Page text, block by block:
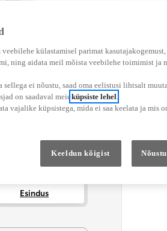
Esindus
külastamisel parimat
ning aidata meil mõista veebilehe toimimist ja
ei nõustu, saad oma eelistusi lihtsalt
on saadaval meieküpsiste lehel.
vajalike küpsistega, mida ei saa keelata ja mis
Keeldun kõigist